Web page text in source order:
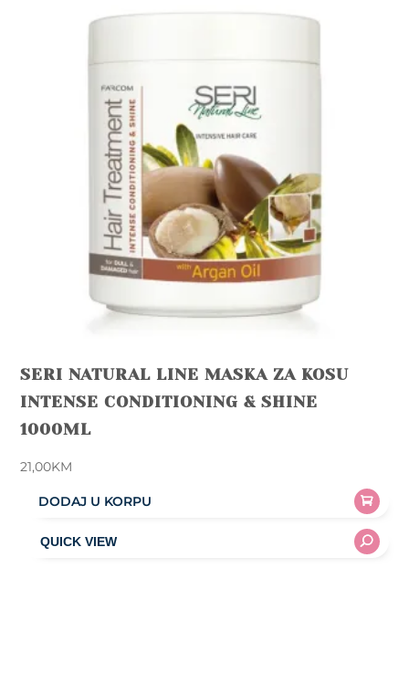
SERI NATURAL LINE MASKA ZA KOSU
INTENSE CONDITIONING & SHINE
1000ML
21,00KM
DODAJ U KORPU